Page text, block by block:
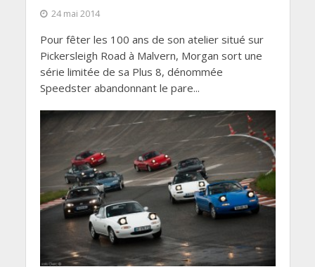
24 mai 2014
Pour fêter les 100 ans de son atelier situé sur
Pickersleigh Road à Malvern, Morgan sort une
série limitée de sa Plus 8, dénommée
Speedster abandonnant le pare...